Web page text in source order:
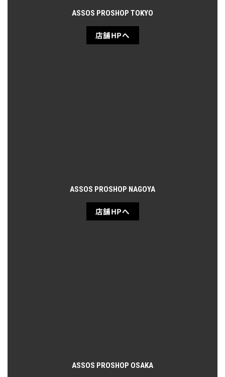
ASSOS PROSHOP TOKYO
店舗HPへ
ASSOS PROSHOP NAGOYA
店舗HPへ
ASSOS PROSHOP OSAKA